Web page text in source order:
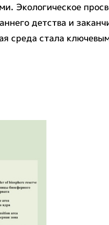
Экологическое
детства и
среда стала